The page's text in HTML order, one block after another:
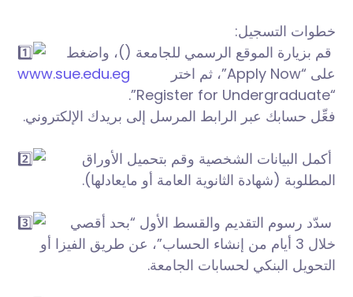
خطوات التسجيل:
قم بزيارة الموقع الرسمي للجامعة (
www.sue.edu.eg
)، واضغط
على “Apply Now”، ثم اختر
“Register for Undergraduate”.
فعِّل حسابك عبر الرابط المرسل إلى بريدك الإلكتروني.
أكمل البيانات الشخصية وقم بتحميل الأوراق
المطلوبة (شهادة الثانوية العامة أو مايعادلها).
سدّد رسوم التقديم والقسط الأول “بحد أقصي
خلال 3 أيام من إنشاء الحساب”، عن طريق الفيزا أو
التحويل البنكي لحسابات الجامعة.